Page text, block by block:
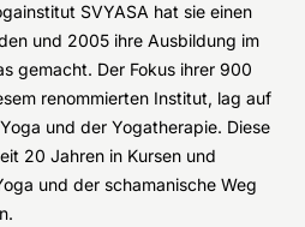
SVYASA hat sie einen
und 2005 ihre Ausbildung im
gemacht. Der Fokus ihrer 900
renommierten Institut, lag auf
und der Yogatherapie. Diese
20 Jahren in Kursen und
und der schamanische Weg